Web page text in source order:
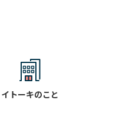
イトーキのこと